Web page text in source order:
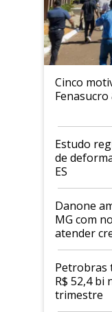
Cinco
Estudo
de
ES
Danone
MG com
atender
mercado
proteicos
Petrobras
R$ 52,4 bi
trimestre